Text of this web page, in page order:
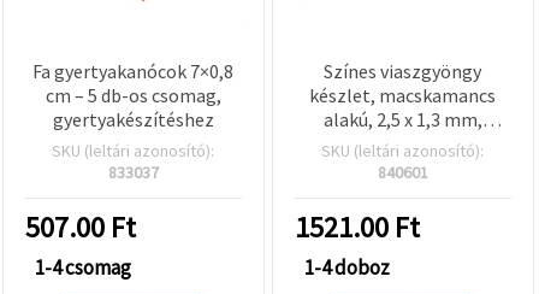
Fa gyertyakanócok 7×0,8
cm – 5 db-os csomag,
gyertyakészítéshez
SKU (leltári azonosító):
833037
507.00 Ft
1-4 csomag
Színes viaszgyöngy
készlet, macskamancs
alakú, 2,5 x 1,3 mm,
vegyes színek – 200 db
SKU (leltári azonosító):
840601
1521.00 Ft
1-4 doboz